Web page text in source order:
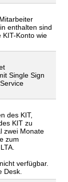
enthalten sind
Konto wie
Single Sign
des KIT,
KIT zu
zwei Monate
zum
verfügbar.
Desk.